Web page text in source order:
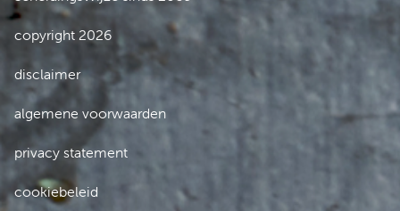
copyright 2026
disclaimer
algemene voorwaarden
privacy statement
cookiebeleid